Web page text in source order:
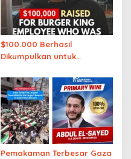
$100.000 Berhasil
Dikumpulkan untuk
yang Dipecat karena
Mengucapkan “Free
Palestine”
Pemakaman Terbesar Gaza